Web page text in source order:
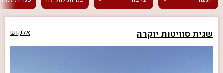
שגית סוויטות יוקרה אלקוש